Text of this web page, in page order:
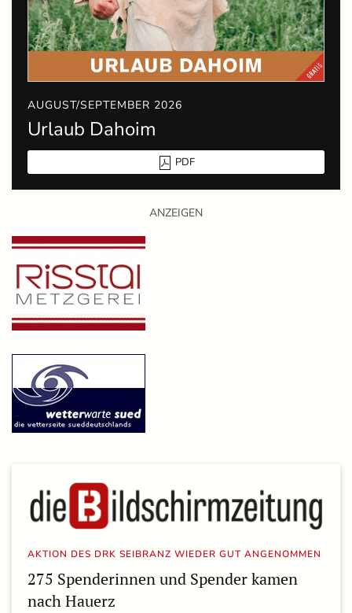
AUGUST/SEPTEMBER 2026
Urlaub Dahoim
PDF
ANZEIGEN
AKTION DES DRK SEIBRANZ WIEDER GUT ANGENOMMEN
275 Spenderinnen und Spender kamen
nach Hauerz